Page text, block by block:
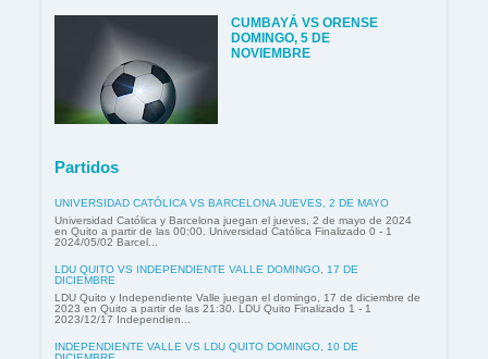
CUMBAYÁ VS ORENSE
DOMINGO, 5 DE
NOVIEMBRE
Partidos
UNIVERSIDAD CATÓLICA VS BARCELONA JUEVES, 2 DE MAYO
Universidad Católica y Barcelona juegan el jueves, 2 de mayo de 2024
en Quito a partir de las 00:00. Universidad Católica Finalizado 0 - 1
2024/05/02 Barcel...
LDU QUITO VS INDEPENDIENTE VALLE DOMINGO, 17 DE
DICIEMBRE
LDU Quito y Independiente Valle juegan el domingo, 17 de diciembre de
2023 en Quito a partir de las 21:30. LDU Quito Finalizado 1 - 1
2023/12/17 Independien...
INDEPENDIENTE VALLE VS LDU QUITO DOMINGO, 10 DE